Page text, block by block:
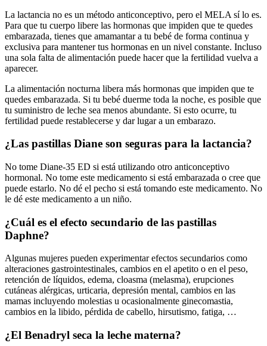
La lactancia no es un método anticonceptivo, pero el MELA sí lo es.
Para que tu cuerpo libere las hormonas que impiden que te quedes
embarazada, tienes que amamantar a tu bebé de forma continua y
exclusiva para mantener tus hormonas en un nivel constante. Incluso
una sola falta de alimentación puede hacer que la fertilidad vuelva a
aparecer.
La alimentación nocturna libera más hormonas que impiden que te
quedes embarazada. Si tu bebé duerme toda la noche, es posible que
tu suministro de leche sea menos abundante. Si esto ocurre, tu
fertilidad puede restablecerse y dar lugar a un embarazo.
¿Las pastillas Diane son seguras para la lactancia?
No tome Diane-35 ED si está utilizando otro anticonceptivo
hormonal. No tome este medicamento si está embarazada o cree que
puede estarlo. No dé el pecho si está tomando este medicamento. No
le dé este medicamento a un niño.
¿Cuál es el efecto secundario de las pastillas
Daphne?
Algunas mujeres pueden experimentar efectos secundarios como
alteraciones gastrointestinales, cambios en el apetito o en el peso,
retención de líquidos, edema, cloasma (melasma), erupciones
cutáneas alérgicas, urticaria, depresión mental, cambios en las
mamas incluyendo molestias u ocasionalmente ginecomastia,
cambios en la libido, pérdida de cabello, hirsutismo, fatiga, …
¿El Benadryl seca la leche materna?